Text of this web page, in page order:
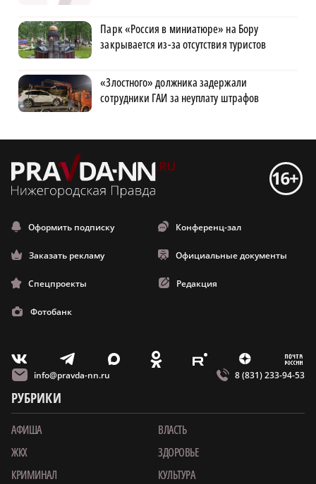
Парк «Россия в миниатюре» на Бору
закрывается из-за отсутствия туристов
«Злостного» должника задержали
сотрудники ГАИ за неуплату штрафов
Оформить подписку Конференц-зал
Заказать рекламу Официальные документы
Спецпроекты Редакция
Фотобанк
V T X O E Z m
info@pravda-nn.ru 8 (831) 233-94-53
РУБРИКИ
АФИША
ВЛАСТЬ
ЖКХ
ЗДОРОВЬЕ
КРИМИНАЛ
КУЛЬТУРА